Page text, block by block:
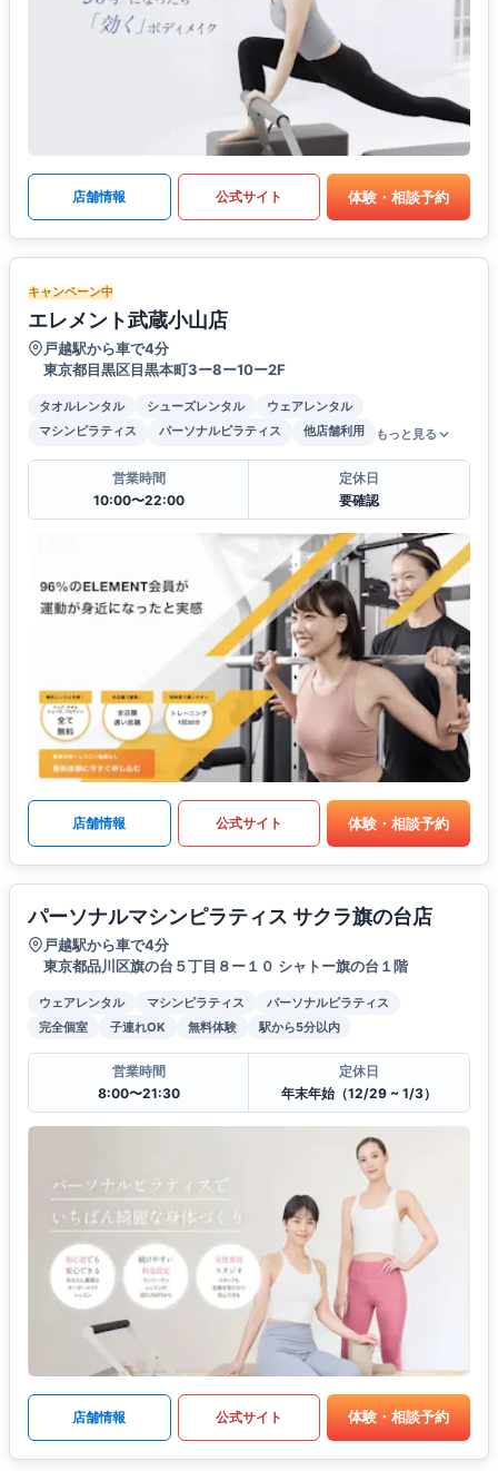
店舗情報 公式サイト 体験・相談予約
キャンペーン中
エレメント武蔵小山店
戸越駅から車で4分
東京都目黒区目黒本町3ー8ー10ー2F
タオルレンタル シューズレンタル
ウェアレンタル
マシンピラティス
パーソナルピラティス 他店舗利用 もっと見る
営業時間
10:00〜22:00
定休日
要確認
店舗情報 公式サイト 体験・相談予約
パーソナルマシンピラティス サクラ旗の台店
戸越駅から車で4分
東京都品川区旗の台５丁目８ー１０ シャトー旗の台１階
ウェアレンタル マシンピラティス
パーソナルピラティス
完全個室
子連れOK 無料体験 駅から5分以内
営業時間
8:00〜21:30
定休日
年末年始（12/29 ~ 1/3）
店舗情報 公式サイト 体験・相談予約